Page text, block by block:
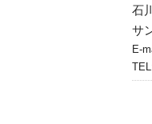
石
サ
E-